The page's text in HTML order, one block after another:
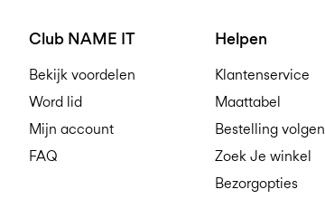
Club NAME IT
Bekijk voordelen
Word lid
Mijn account
FAQ
Helpen
Klantenservice
Maattabel
Bestelling volgen
Zoek Je winkel
Bezorgopties